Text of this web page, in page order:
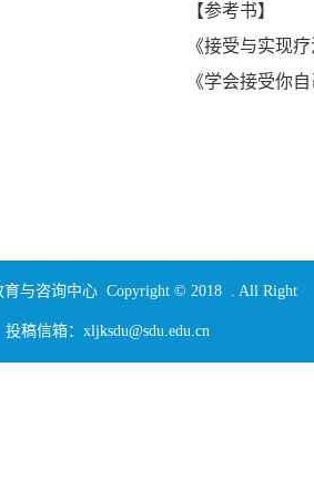
【参考书】
《接受与实现
《学会接受你
育与咨询中心 Copyright © 2018 . All Right
稿信箱：xljksdu@sdu.edu.cn